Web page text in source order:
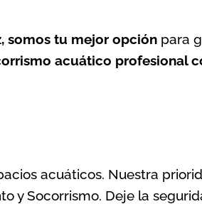
somos tu mejor opción para
acuático profesional
acuáticos. Nuestra
y Socorrismo. Deje la